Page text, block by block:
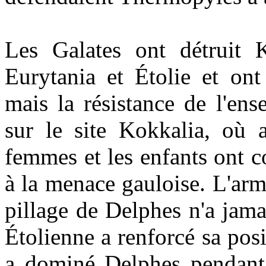
Les Galates ont détruit
Eurytania et Étolie et ont
mais la résistance de
sur le site Kokkalia, où
femmes et les enfants ont
à la menace gauloise.
pillage de Delphes n'a
Étolienne a renforcé sa